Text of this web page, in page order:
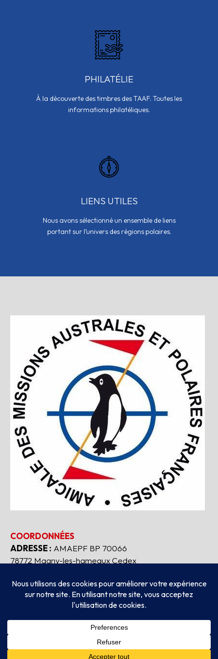
PHILATÉLIE
À la découverte des timbres des TAAF. Toutes les
informations philatéliques.
LIENS UTILES
Nous avons sélectionné un ensemble de liens
portant sur l’univers des régions polaires.
COORDONNÉES
ADRESSE : AMAEPF BP 70066
78772 Magny-les-hameaux Cedex
AUBEAUFIXE.FR